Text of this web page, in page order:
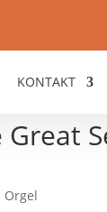
KONTAKT
Orgel